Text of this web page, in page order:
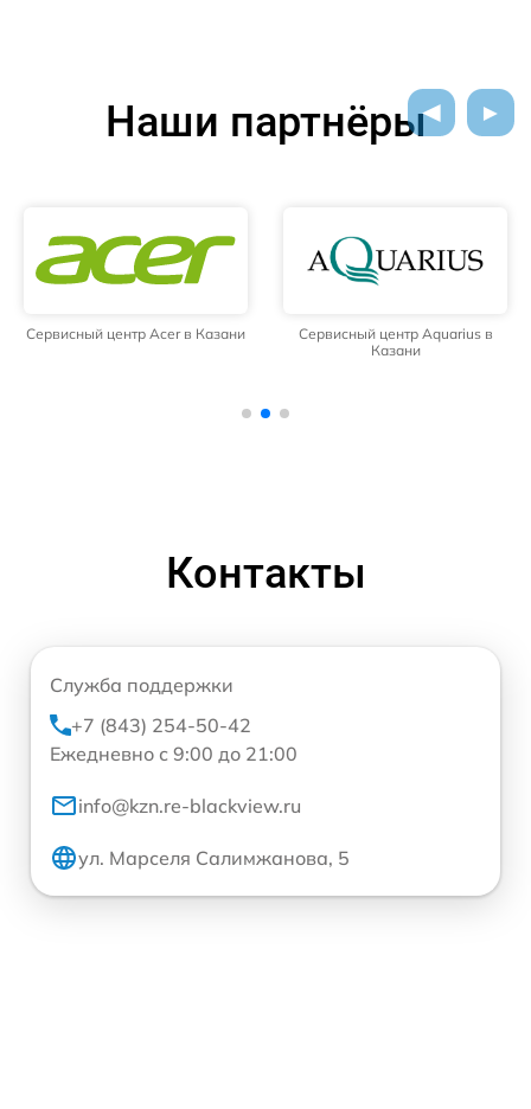
Наши партнёры
Сервисный центр Acer в Казани
Сервисный центр Aquarius в
Казани
Контакты
Служба поддержки
+7 (843) 254-50-42
Ежедневно с 9:00 до 21:00
info@kzn.re-blackview.ru
ул. Марселя Салимжанова, 5